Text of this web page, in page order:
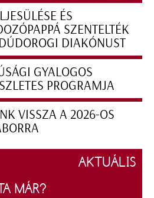
ÉS
SZENTELTÉK
DIAKÓNUST
GYALOGOS
PROGRAMJA
VISSZA A 2026-OS
AKTUÁLIS
MÁR?